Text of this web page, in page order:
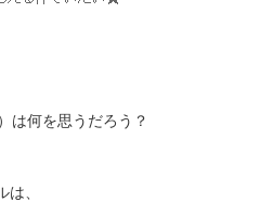
は何を思うだろう？
、